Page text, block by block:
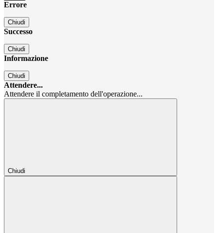
Errore
Chiudi
Successo
Chiudi
Informazione
Chiudi
Attendere...
Attendere il completamento dell'operazione...
Chiudi